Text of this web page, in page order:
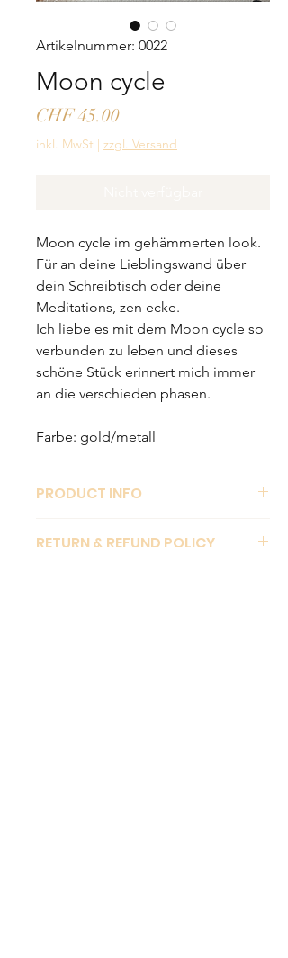
Artikelnummer: 0022
Moon cycle
CHF 45.00Preis
inkl. MwSt | zzgl. Versand
Moon cycle im gehämmerten look.
Für an deine Lieblingswand über
dein Schreibtisch oder deine
Meditations, zen ecke.
Ich liebe es mit dem Moon cycle so
verbunden zu leben und dieses
schöne Stück erinnert mich immer
an die verschieden phasen.
Farbe: gold/metall
PRODUCT INFO
RETURN & REFUND POLICY